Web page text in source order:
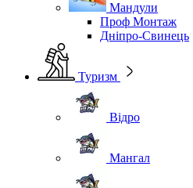
Мандули
Проф Монтаж
Дніпро-Свинець
Туризм
Відро
Мангал